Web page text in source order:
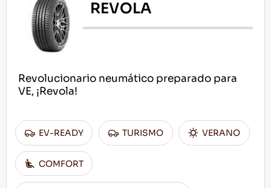
REVOLA
Revolucionario neumático preparado para
VE, ¡Revola!
EV-READY TURISMO VERANO
COMFORT